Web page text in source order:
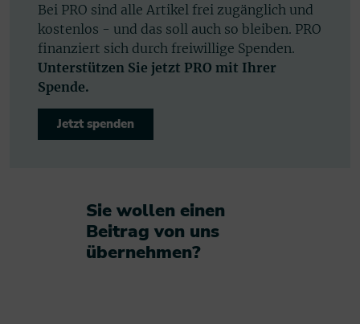
Bei PRO sind alle Artikel frei zugänglich und
kostenlos - und das soll auch so bleiben. PRO
finanziert sich durch freiwillige Spenden.
Unterstützen Sie jetzt PRO mit Ihrer
Spende.
Jetzt spenden
Sie wollen einen
Beitrag von uns
übernehmen?​